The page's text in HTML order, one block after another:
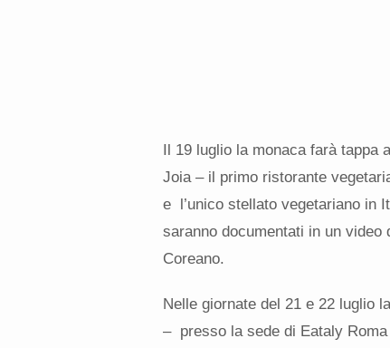
Il 19 luglio la monaca farà tappa
Joia – il primo ristorante
e l’unico stellato vegetariano in
saranno documentati in un video
Coreano.
Nelle giornate del 21 e 22 luglio
– presso la sede di Eataly